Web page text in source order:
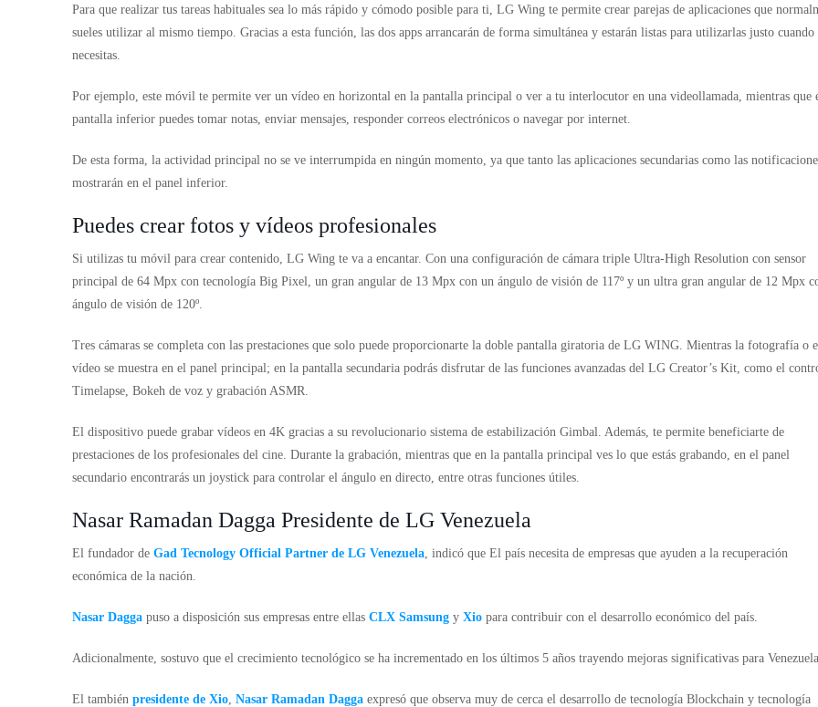
Para que realizar tus tareas habituales sea lo más rápido y cómodo posible para ti, LG Wing te permite crear parejas de aplicaciones que
sueles utilizar al mismo tiempo. Gracias a esta función, las dos apps arrancarán de forma simultánea y estarán listas para utilizarlas justo cuando
necesitas.
Por ejemplo, este móvil te permite ver un vídeo en horizontal en la pantalla principal o ver a tu interlocutor en una videollamada, mientras que
pantalla inferior puedes tomar notas, enviar mensajes, responder correos electrónicos o navegar por internet.
De esta forma, la actividad principal no se ve interrumpida en ningún momento, ya que tanto las aplicaciones secundarias como las
mostrarán en el panel inferior.
Puedes crear fotos y vídeos profesionales
Si utilizas tu móvil para crear contenido, LG Wing te va a encantar. Con una configuración de cámara triple Ultra-High Resolution con sensor
principal de 64 Mpx con tecnología Big Pixel, un gran angular de 13 Mpx con un ángulo de visión de 117º y un ultra gran angular de 12 Mpx
ángulo de visión de 120º.
Tres cámaras se completa con las prestaciones que solo puede proporcionarte la doble pantalla giratoria de LG WING. Mientras la fotografía o
vídeo se muestra en el panel principal; en la pantalla secundaria podrás disfrutar de las funciones avanzadas del LG Creator’s Kit, como el
Timelapse, Bokeh de voz y grabación ASMR.
El dispositivo puede grabar vídeos en 4K gracias a su revolucionario sistema de estabilización Gimbal. Además, te permite beneficiarte de
prestaciones de los profesionales del cine. Durante la grabación, mientras que en la pantalla principal ves lo que estás grabando, en el panel
secundario encontrarás un joystick para controlar el ángulo en directo, entre otras funciones útiles.
Nasar Ramadan Dagga Presidente de LG Venezuela
El fundador de Gad Tecnology Official Partner de LG Venezuela , indicó que El país necesita de empresas que ayuden a la recuperación
económica de la nación.
Nasar Dagga puso a disposición sus empresas entre ellas CLX Samsung y Xio para contribuir con el desarrollo económico del país.
Adicionalmente, sostuvo que el crecimiento tecnológico se ha incrementado en los últimos 5 años trayendo mejoras significativas para Venezuela.
El también presidente de Xio Nasar Ramadan Dagga expresó que observa muy de cerca el desarrollo de tecnología Blockchain y tecnología